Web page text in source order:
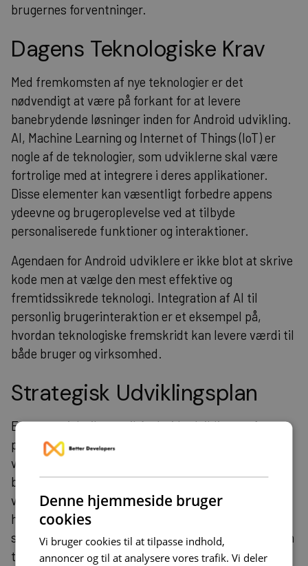
brugernes forventninger.
Dagens Teknologiske Krav
Med fremkomsten af nye teknologier er det
nødvendigt at være på forkant for at levere
banebrydende løsninger inden for Android udvikling.
AI, Machine Learning og Internet of Things (IoT) er
nogle af de teknologier, som udviklerne skal være
fortrolige med at integrere i deres applikationer.
Disse elementer kan væsentligt forbedre appens
ydeevne og brugeroplevelse ved at tilbyde
personaliserede funktioner og interaktioner.
Agendaen for Android udviklere er ikke blot at skrive
kode men at vælge den mest effektive og
fremtidssikrede teknologi. Integration af AI til
personlig brugerinteraktion er et eksempel på,
hvordan teknologiske fremskridt kan levere værdi til
både bruger og virksomhed.
Strategisk Udviklingsplan
En strategisk tilgang til Android udvikling omfatter
planlægning fra konceptualisering til lancering og
videre. Det inkluderer en detaljeret tidslinje,
budgettering og ressourceallokering. For
virksomheder uden den nødvendige ekspertise in-
house, kan det være yderst værdifuldt at
samarbejde med professionelle konsulenter, der kan
tilbyde skræddersyet rådgivning. Overvej for
Denne hjemmeside bruger
cookies
Vi bruger cookies til at tilpasse indhold,
annoncer og til at analysere vores trafik. Vi deler